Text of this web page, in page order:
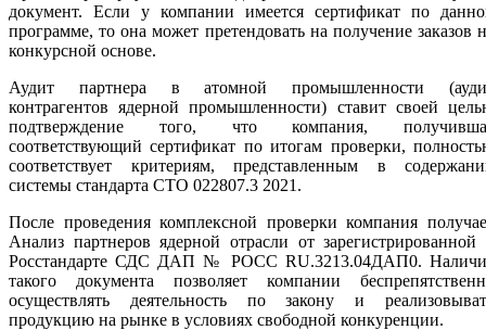
документ. Если у компании имеется сертификат по
программе, то она может претендовать на получение заказов
конкурсной основе.
Аудит партнера в атомной промышленности
контрагентов ядерной промышленности) ставит своей
подтверждение того, что компания,
соответствующий сертификат по итогам проверки,
соответствует критериям, представленным в
системы стандарта СТО 022807.3 2021.
После проведения комплексной проверки компания
Анализ партнеров ядерной отрасли от зарегистрированной
Росстандарте СДС ДАП № РОСС RU.3213.04ДАП0.
такого документа позволяет компании
осуществлять деятельность по закону и
продукцию на рынке в условиях свободной конкуренции.